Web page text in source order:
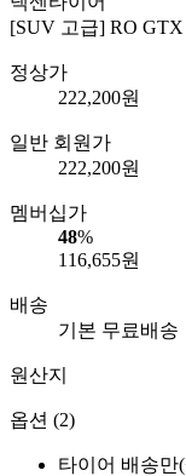
[SUV 고급] RO GTX
정상가
222,200원
일반 회원가
222,200원
멤버십가
48%
116,655원
배송
기본 무료배송
원산지
옵션 (2)
타이어 배송만